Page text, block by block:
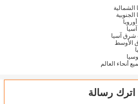
الشمالية
الجنوبية
شرق آسيا
الأوسط
أنحاء العالم
اترك رسالة